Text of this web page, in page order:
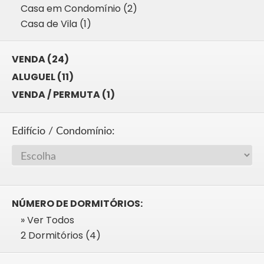
Casa em Condomínio (2)
Casa de Vila (1)
VENDA (24)
ALUGUEL (11)
VENDA / PERMUTA (1)
Edifício / Condomínio:
NÚMERO DE DORMITÓRIOS:
» Ver Todos
2 Dormitórios (4)